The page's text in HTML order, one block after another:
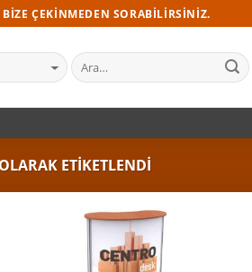
ÇEKINMEDEN SORABILIRSINIZ.
ETIKETLENDI